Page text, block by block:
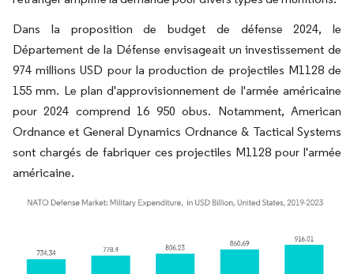
Dans la proposition de budget de défense 2024, le
Département de la Défense envisageait un investissement de
974 millions USD pour la production de projectiles M1128 de
155 mm. Le plan d'approvisionnement de l'armée américaine
pour 2024 comprend 16 950 obus. Notamment, American
Ordnance et General Dynamics Ordnance & Tactical Systems
sont chargés de fabriquer ces projectiles M1128 pour l'armée
américaine.